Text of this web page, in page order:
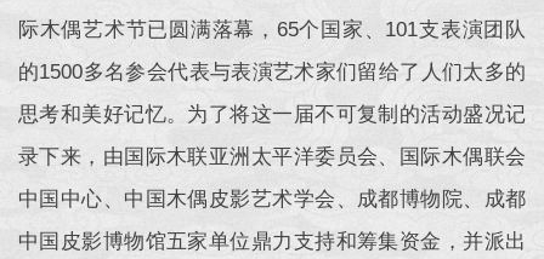
际木偶艺术节已圆满落幕，65个国家、101支表演团队
的1500多名参会代表与表演艺术家们留给了人们太多的
思考和美好记忆。为了将这一届不可复制的活动盛况记
录下来，由国际木联亚洲太平洋委员会、国际木偶联会
中国中心、中国木偶皮影艺术学会、成都博物院、成都
中国皮影博物馆五家单位鼎力支持和筹集资金，并派出